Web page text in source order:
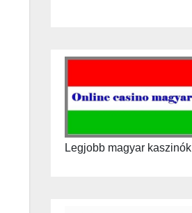
Legjobb magyar kaszinók